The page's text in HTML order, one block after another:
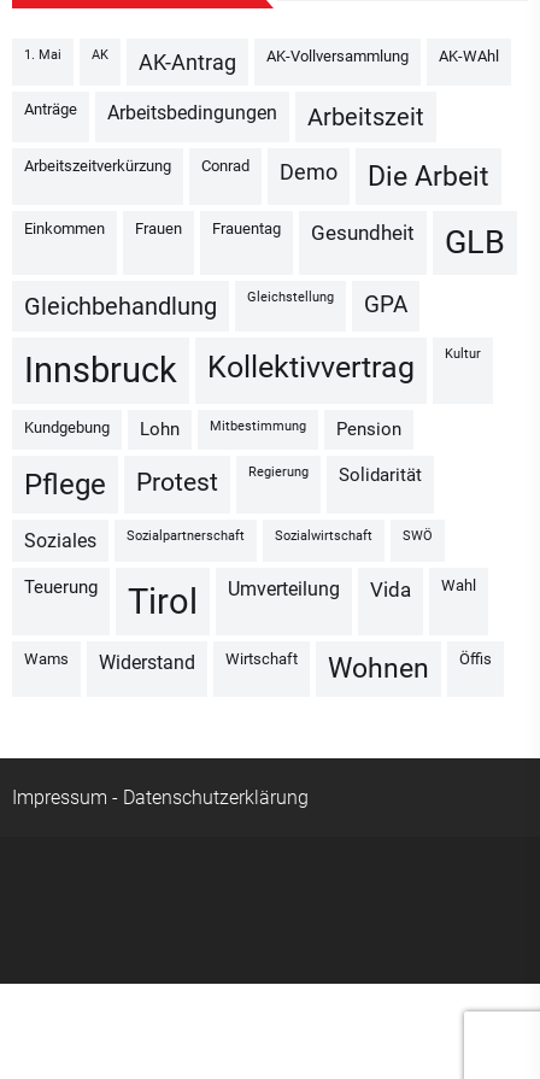
1. Mai AK AK-Antrag AK-Vollversammlung AK-WAhl
Anträge Arbeitsbedingungen Arbeitszeit
Arbeitszeitverkürzung Conrad Demo Die Arbeit
Einkommen Frauen Frauentag Gesundheit GLB
Gleichbehandlung Gleichstellung GPA
Innsbruck Kollektivvertrag Kultur
Kundgebung Lohn Mitbestimmung Pension
Pflege Protest Regierung Solidarität
Soziales Sozialpartnerschaft Sozialwirtschaft SWÖ
Teuerung Tirol Umverteilung vida Wahl
Wams Widerstand Wirtschaft Wohnen Öffis
Impressum - Datenschutzerklärung